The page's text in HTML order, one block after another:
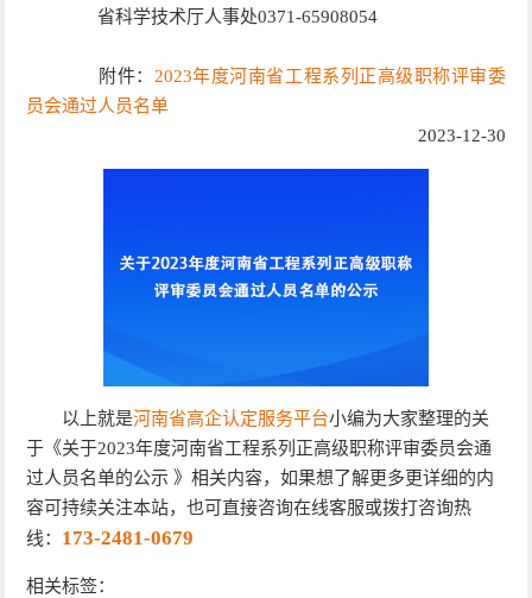
省科学技术厅人事处0371-65908054
附件： 2023年度河南省工程系列正高级职称评审委
员会通过人员名单
2023-12-30
以上就是河南省高企认定服务平台小编为大家整理的关
于《关于2023年度河南省工程系列正高级职称评审委员会通
过人员名单的公示 》相关内容，如果想了解更多更详细的内
容可持续关注本站，也可直接咨询在线客服或拨打咨询热
线： 173-2481-0679
相关标签：